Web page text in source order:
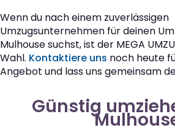
Wenn du nach einem zuverlässigen
Umzugsunternehmen für deinen
Mulhouse suchst, ist der MEGA
Wahl. Kontaktiere uns noch heute
Angebot und lass uns gemeinsam
Günstig